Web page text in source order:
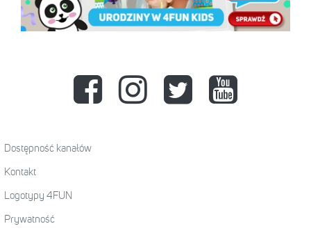
Dostępność kanałów
Kontakt
Logotypy 4FUN
Prywatność